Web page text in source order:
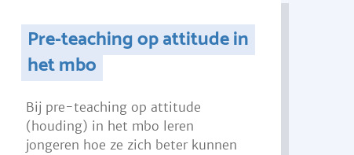
Pre-teaching op attitude in
het mbo
Bij pre-teaching op attitude
(houding) in het mbo leren
jongeren hoe ze zich beter kunnen